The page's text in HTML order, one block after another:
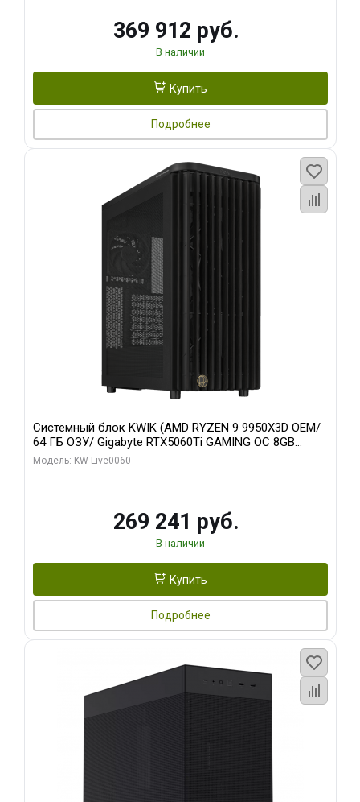
369 912 руб.
В наличии
Купить
Подробнее
Системный блок KWIK (AMD RYZEN 9 9950X3D OEM/
64 ГБ ОЗУ/ Gigabyte RTX5060Ti GAMING OC 8GB
GDDR7 128bit 3xDP H/ 1 ТБ SSD)
Модель: KW-Live0060
269 241 руб.
В наличии
Купить
Подробнее